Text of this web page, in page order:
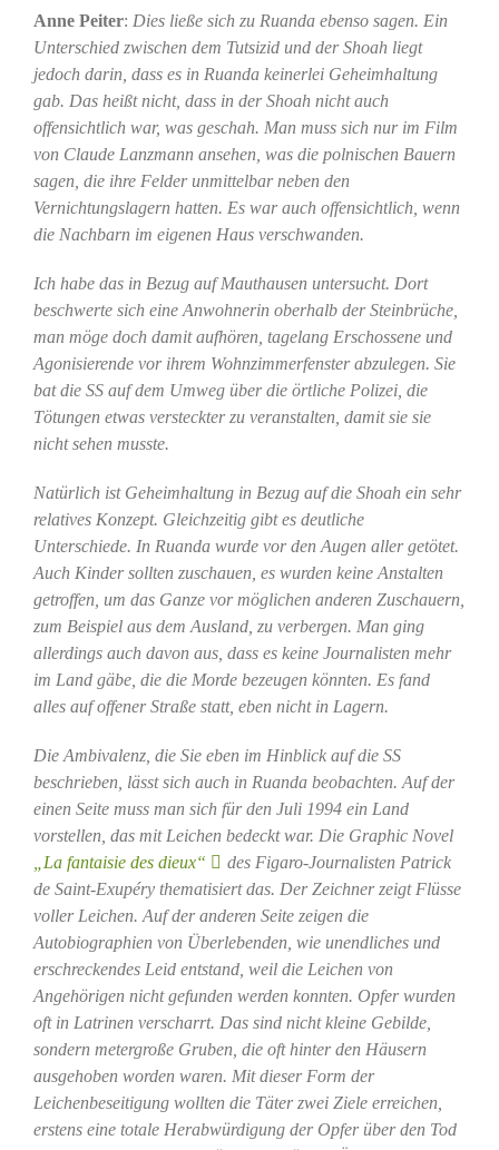
Anne Peiter: Dies ließe sich zu Ruanda ebenso sagen. Ein
Unterschied zwischen dem Tutsizid und der Shoah liegt
jedoch darin, dass es in Ruanda keinerlei Geheimhaltung
gab. Das heißt nicht, dass in der Shoah nicht auch
offensichtlich war, was geschah. Man muss sich nur im Film
von Claude Lanzmann ansehen, was die polnischen Bauern
sagen, die ihre Felder unmittelbar neben den
Vernichtungslagern hatten. Es war auch offensichtlich, wenn
die Nachbarn im eigenen Haus verschwanden.
Ich habe das in Bezug auf Mauthausen untersucht. Dort
beschwerte sich eine Anwohnerin oberhalb der Steinbrüche,
man möge doch damit aufhören, tagelang Erschossene und
Agonisierende vor ihrem Wohnzimmerfenster abzulegen. Sie
bat die SS auf dem Umweg über die örtliche Polizei, die
Tötungen etwas versteckter zu veranstalten, damit sie sie
nicht sehen musste.
Natürlich ist Geheimhaltung in Bezug auf die Shoah ein sehr
relatives Konzept. Gleichzeitig gibt es deutliche
Unterschiede. In Ruanda wurde vor den Augen aller getötet.
Auch Kinder sollten zuschauen, es wurden keine Anstalten
getroffen, um das Ganze vor möglichen anderen Zuschauern,
zum Beispiel aus dem Ausland, zu verbergen. Man ging
allerdings auch davon aus, dass es keine Journalisten mehr
im Land gäbe, die die Morde bezeugen könnten. Es fand
alles auf offener Straße statt, eben nicht in Lagern.
Die Ambivalenz, die Sie eben im Hinblick auf die SS
beschrieben, lässt sich auch in Ruanda beobachten. Auf der
einen Seite muss man sich für den Juli 1994 ein Land
vorstellen, das mit Leichen bedeckt war. Die Graphic Novel
„La fantaisie des dieux“
des Figaro-Journalisten Patrick
de Saint-Exupéry thematisiert das. Der Zeichner zeigt Flüsse
voller Leichen. Auf der anderen Seite zeigen die
Autobiographien von Überlebenden, wie unendliches und
erschreckendes Leid entstand, weil die Leichen von
Angehörigen nicht gefunden werden konnten. Opfer wurden
oft in Latrinen verscharrt. Das sind nicht kleine Gebilde,
sondern metergroße Gruben, die oft hinter den Häusern
ausgehoben worden waren. Mit dieser Form der
Leichenbeseitigung wollten die Täter zwei Ziele erreichen,
erstens eine totale Herabwürdigung der Opfer über den Tod